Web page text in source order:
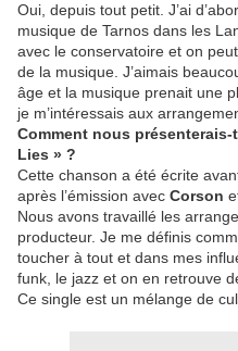
Oui, depuis tout petit. J’ai
musique de Tarnos dans les
avec le conservatoire et on
de la musique. J’aimais
âge et la musique prenait une
je m’intéressais aux
Comment nous
Lies » ?
Cette chanson a été écrite
après l’émission avec Corson
Nous avons travaillé les
producteur. Je me définis
toucher à tout et dans mes
funk, le jazz et on en retrouve
Ce single est un mélange de